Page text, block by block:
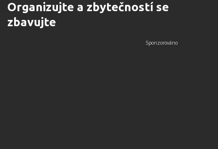
Organizujte a zbytečností se
zbavujte